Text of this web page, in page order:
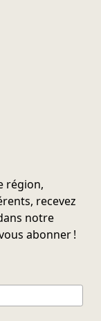
région,
recevez
notre
abonner !